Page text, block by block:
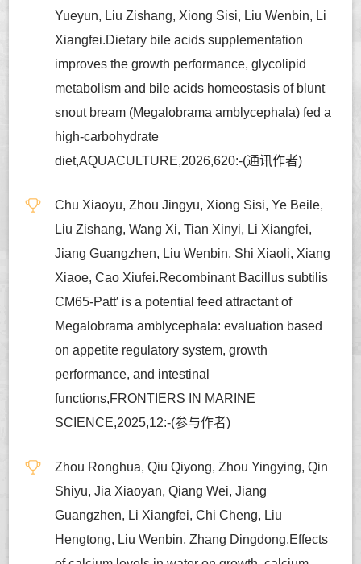
Yueyun, Liu Zishang, Xiong Sisi, Liu Wenbin, Li
Xiangfei.Dietary bile acids supplementation
improves the growth performance, glycolipid
metabolism and bile acids homeostasis of blunt
snout bream (Megalobrama amblycephala) fed a
high-carbohydrate
diet,AQUACULTURE,2026,620:-(通讯作者)
Chu Xiaoyu, Zhou Jingyu, Xiong Sisi, Ye Beile,
Liu Zishang, Wang Xi, Tian Xinyi, Li Xiangfei,
Jiang Guangzhen, Liu Wenbin, Shi Xiaoli, Xiang
Xiaoe, Cao Xiufei.Recombinant Bacillus subtilis
CM65-Patt′ is a potential feed attractant of
Megalobrama amblycephala: evaluation based
on appetite regulatory system, growth
performance, and intestinal
functions,FRONTIERS IN MARINE
SCIENCE,2025,12:-(参与作者)
Zhou Ronghua, Qiu Qiyong, Zhou Yingying, Qin
Shiyu, Jia Xiaoyan, Qiang Wei, Jiang
Guangzhen, Li Xiangfei, Chi Cheng, Liu
Hengtong, Liu Wenbin, Zhang Dingdong.Effects